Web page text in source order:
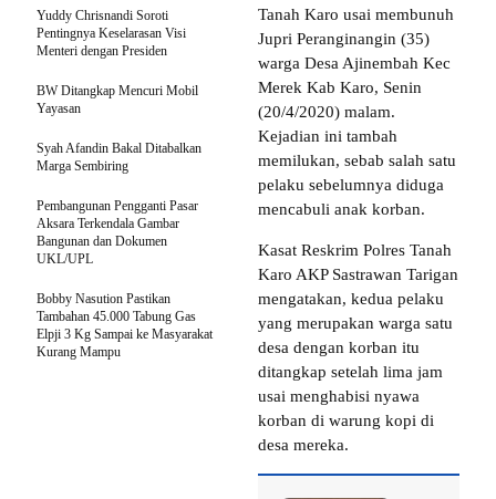
Tanah Karo usai membunuh
Jupri Peranginangin (35)
warga Desa Ajinembah Kec
Merek Kab Karo, Senin
(20/4/2020) malam.
Kejadian ini tambah
memilukan, sebab salah satu
pelaku sebelumnya diduga
mencabuli anak korban.
Kasat Reskrim Polres Tanah
Karo AKP Sastrawan Tarigan
mengatakan, kedua pelaku
yang merupakan warga satu
desa dengan korban itu
ditangkap setelah lima jam
usai menghabisi nyawa
korban di warung kopi di
desa mereka.
Yuddy Chrisnandi Soroti
Pentingnya Keselarasan Visi
Menteri dengan Presiden
BW Ditangkap Mencuri Mobil
Yayasan
Syah Afandin Bakal Ditabalkan
Marga Sembiring
Pembangunan Pengganti Pasar
Aksara Terkendala Gambar
Bangunan dan Dokumen
UKL/UPL
Bobby Nasution Pastikan
Tambahan 45.000 Tabung Gas
Elpji 3 Kg Sampai ke Masyarakat
Kurang Mampu